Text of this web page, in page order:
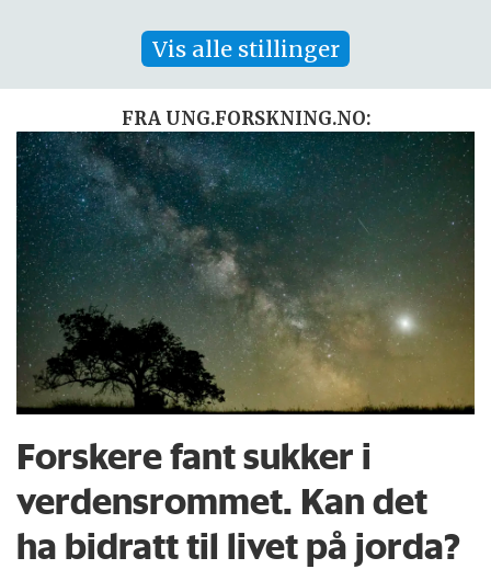
Vis alle stillinger
FRA UNG.FORSKNING.NO:
Forskere fant sukker i
verdensrommet. Kan det
ha bidratt til livet på jorda?